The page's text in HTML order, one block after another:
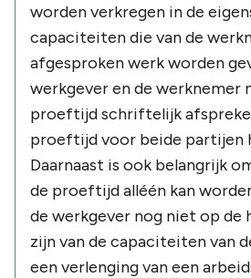
worden verkregen in de
capaciteiten die van de
afgesproken werk worden
werkgever en de werknemer
proeftijd schriftelijk
proeftijd voor beide partijen
Daarnaast is ook belangrijk
de proeftijd alléén kan
de werkgever nog niet op de
zijn van de capaciteiten van
een verlenging van een